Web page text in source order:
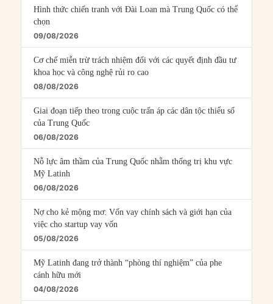
Hình thức chiến tranh với Đài Loan mà Trung Quốc có thể
chọn
09/08/2026
Cơ chế miễn trừ trách nhiệm đối với các quyết định đầu tư
khoa học và công nghệ rủi ro cao
08/08/2026
Giai đoạn tiếp theo trong cuộc trấn áp các dân tộc thiểu số
của Trung Quốc
06/08/2026
Nỗ lực âm thầm của Trung Quốc nhằm thống trị khu vực
Mỹ Latinh
06/08/2026
Nợ cho kẻ mộng mơ: Vốn vay chính sách và giới hạn của
việc cho startup vay vốn
05/08/2026
Mỹ Latinh đang trở thành “phòng thí nghiệm” của phe
cánh hữu mới
04/08/2026